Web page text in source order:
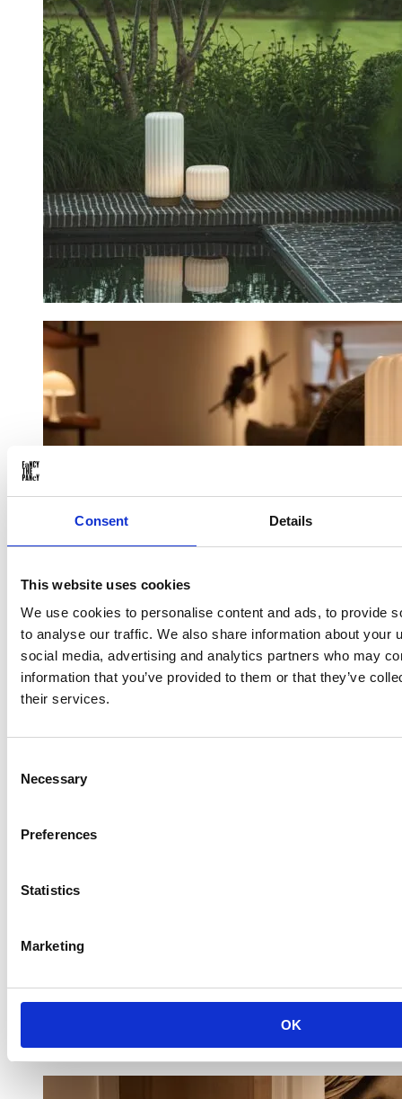
Consent Details
This website uses cookies
We use cookies to personalise content and ads, to provide
to analyse our traffic. We also share information about your
social media, advertising and analytics partners who may
information that you’ve provided to them or that they’ve
their services.
Selection
Necessary
Preferences
Statistics
Marketing
OK